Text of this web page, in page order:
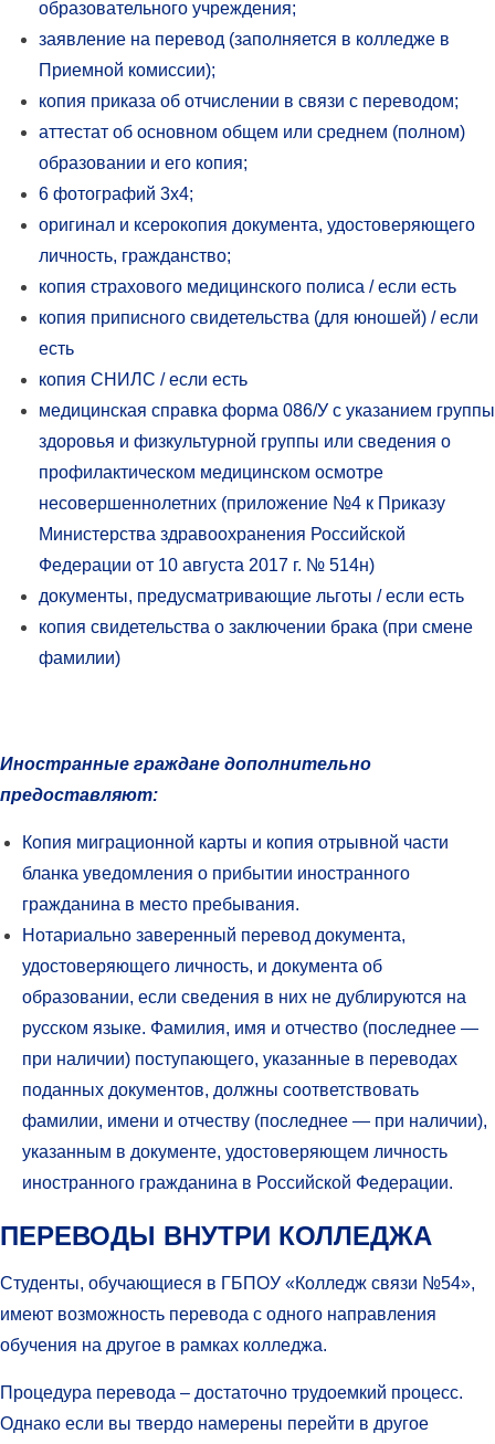
образовательного учреждения;
заявление на перевод (заполняется в колледже в
Приемной комиссии);
копия приказа об отчислении в связи с переводом;
аттестат об основном общем или среднем (полном)
образовании и его копия;
6 фотографий 3х4;
оригинал и ксерокопия документа, удостоверяющего
личность, гражданство;
копия страхового медицинского полиса / если есть
копия приписного свидетельства (для юношей) / если
есть
копия СНИЛС / если есть
медицинская справка форма 086/У с указанием группы
здоровья и физкультурной группы или сведения о
профилактическом медицинском осмотре
несовершеннолетних (приложение №4 к Приказу
Министерства здравоохранения Российской
Федерации от 10 августа 2017 г. № 514н)
документы, предусматривающие льготы / если есть
копия свидетельства о заключении брака (при смене
фамилии)
Иностранные граждане дополнительно
предоставляют:
Копия миграционной карты и копия отрывной части
бланка уведомления о прибытии иностранного
гражданина в место пребывания.
Нотариально заверенный перевод документа,
удостоверяющего личность, и документа об
образовании, если сведения в них не дублируются на
русском языке. Фамилия, имя и отчество (последнее —
при наличии) поступающего, указанные в переводах
поданных документов, должны соответствовать
фамилии, имени и отчеству (последнее — при наличии),
указанным в документе, удостоверяющем личность
иностранного гражданина в Российской Федерации.
ПЕРЕВОДЫ ВНУТРИ КОЛЛЕДЖА
Студенты, обучающиеся в ГБПОУ «Колледж связи №54»,
имеют возможность перевода с одного направления
обучения на другое в рамках колледжа.
Процедура перевода – достаточно трудоемкий процесс.
Однако если вы твердо намерены перейти в другое